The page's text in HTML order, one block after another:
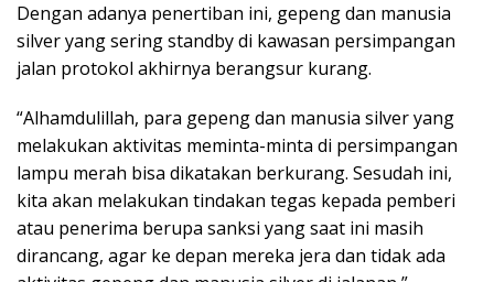
Dengan adanya penertiban ini, gepeng dan manusia
silver yang sering standby di kawasan persimpangan
jalan protokol akhirnya berangsur kurang.
“Alhamdulillah, para gepeng dan manusia silver yang
melakukan aktivitas meminta-minta di persimpangan
lampu merah bisa dikatakan berkurang. Sesudah ini,
kita akan melakukan tindakan tegas kepada pemberi
atau penerima berupa sanksi yang saat ini masih
dirancang, agar ke depan mereka jera dan tidak ada